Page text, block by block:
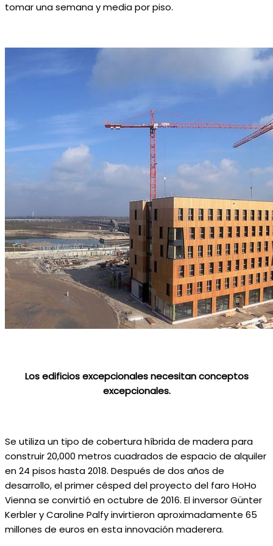
tomar una semana y media por piso.
Los edificios excepcionales necesitan conceptos
excepcionales.
Se utiliza un tipo de cobertura híbrida de madera para
construir 20,000 metros cuadrados de espacio de alquiler
en 24 pisos hasta 2018. Después de dos años de
desarrollo, el primer césped del proyecto del faro HoHo
Vienna se convirtió en octubre de 2016. El inversor Günter
Kerbler y Caroline Palfy invirtieron aproximadamente 65
millones de euros en esta innovación maderera.